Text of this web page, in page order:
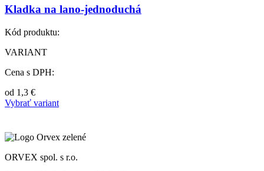
Kladka na lano-jednoduchá
Kód produktu:
VARIANT
Cena s DPH:
od 1,3 €
Vybrať variant
ORVEX spol. s r.o.